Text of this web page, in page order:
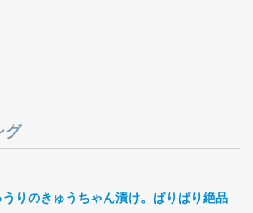
グ
うりのきゅうちゃん漬け。ぱりぱり絶品。